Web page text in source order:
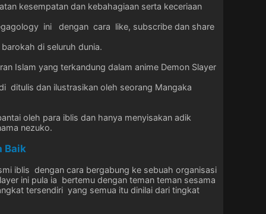
kesempatan dan kebahagiaan serta keceriaan
ini dengan cara like, subscribe dan share
di seluruh dunia.
Islam yang terkandung dalam anime Demon Slayer
ditulis dan ilustrasikan oleh seorang Mangaka
oleh para iblis dan hanya menyisakan adik
nezuko.
Baik
iblis dengan cara bergabung ke sebuah organisasi
ini pula ia bertemu dengan teman teman sesama
tersendiri yang semua itu dinilai dari tingkat